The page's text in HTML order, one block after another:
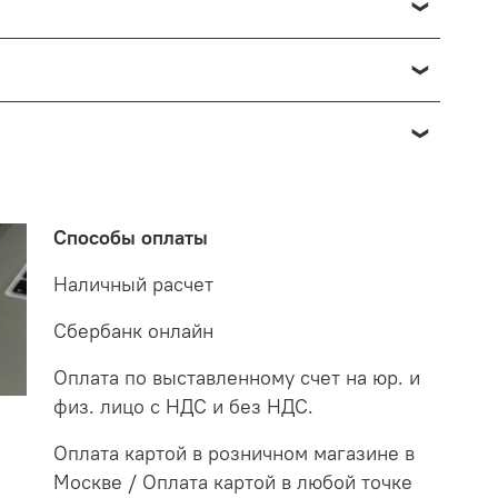
отнести к браку, при наличии товара в пункте
от 7 до 14 дней. За данное период мы закажем
старого образца потребуются больше в
покупая LED светильники не только
Способы оплаты
Наличный расчет
Сбербанк онлайн
Оплата по выставленному счет на юр. и
физ. лицо с НДС и без НДС.
Оплата картой в розничном магазине в
Москве / Оплата картой в любой точке